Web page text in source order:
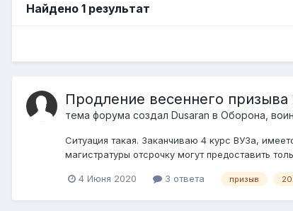
Найдено 1 результат
Продление весеннего призыва
тема форума создал Dusaran в Оборона,
Ситуация такая. Заканчиваю 4 курс ВУЗа,
магистратуры отсрочку могут предоставить
4 Июня 2020 3 ответа призыв